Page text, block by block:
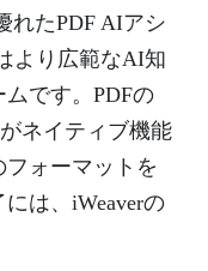
れたPDF AIアシ
より広範なAI知
です。PDFの
ネイティブ機能
ォーマットを
は、iWeaverの